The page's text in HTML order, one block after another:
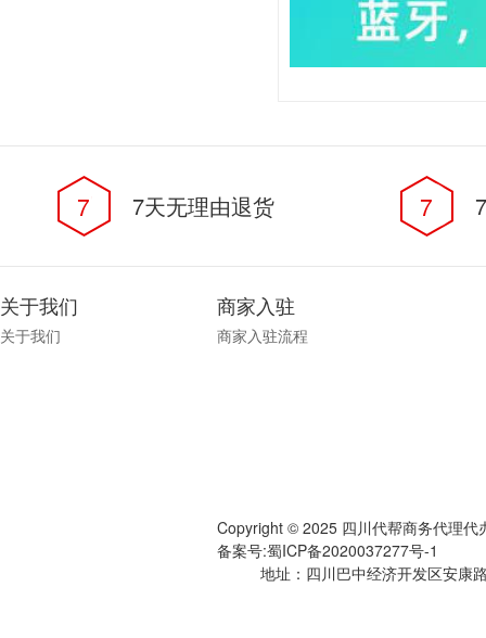
7 7天无理由退货 7
关于我们
关于我们
商家入驻
商家入驻流程
Copyright © 2025 四川代帮商务代理代
备案号:蜀ICP备2020037277号-1
地址：四川巴中经济开发区安康